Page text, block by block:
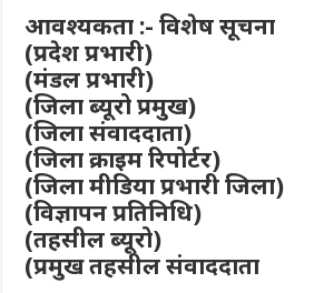
आवश्यकता :- विशेष सूचना
(प्रदेश प्रभारी)
(मंडल प्रभारी)
(जिला ब्यूरो प्रमुख)
(जिला संवाददाता)
(जिला क्राइम रिपोर्टर)
(जिला मीडिया प्रभारी जिला)
(विज्ञापन प्रतिनिधि)
(तहसील ब्यूरो)
(प्रमुख तहसील संवाददाता